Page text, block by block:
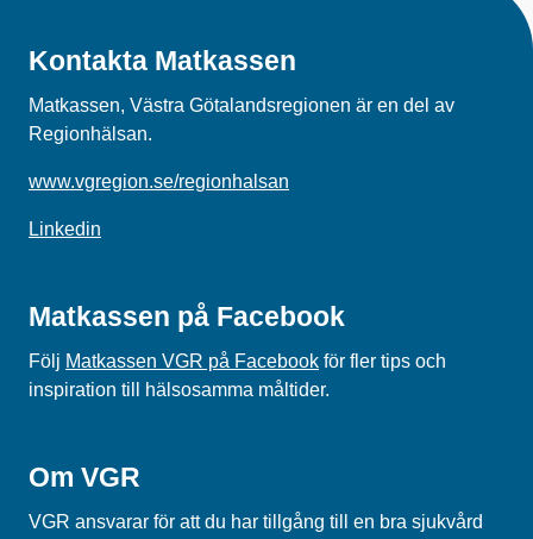
Kontakta Matkassen
Matkassen, Västra Götalandsregionen är en del av
Regionhälsan.
www.vgregion.se/regionhalsan
Linkedin
Matkassen på Facebook
Följ Matkassen VGR på Facebook för fler tips och
inspiration till hälsosamma måltider.
Om VGR
VGR ansvarar för att du har tillgång till en bra sjukvård